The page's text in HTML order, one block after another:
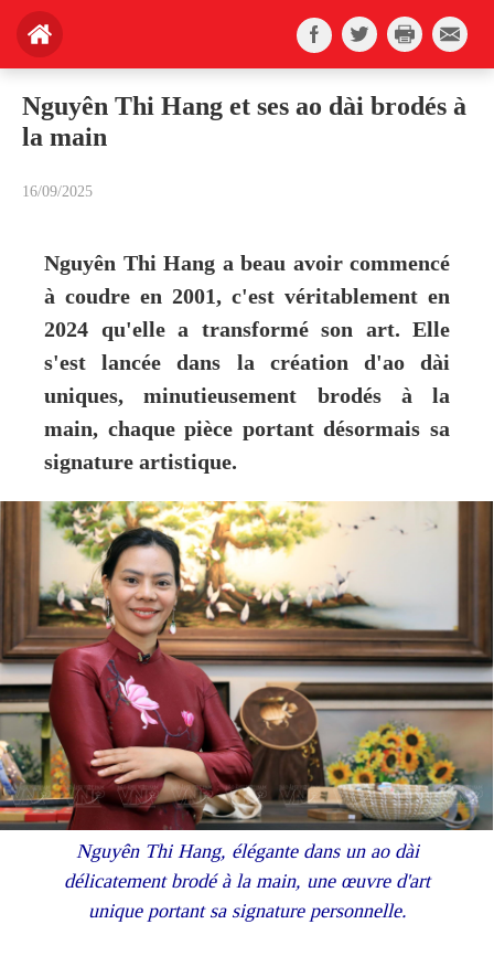
Nguyên Thi Hang et ses ao dài brodés à
la main
16/09/2025
Nguyên Thi Hang a beau avoir commencé
à coudre en 2001, c'est véritablement en
2024 qu'elle a transformé son art. Elle
s'est lancée dans la création d'ao dài
uniques, minutieusement brodés à la
main, chaque pièce portant désormais sa
signature artistique.
Nguyên Thi Hang, élégante dans un ao dài
délicatement brodé à la main, une œuvre d'art
unique portant sa signature personnelle.